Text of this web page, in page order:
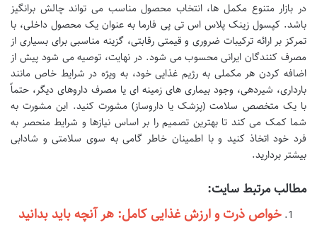
در بازار متنوع مکمل ها، انتخاب محصول مناسب می تواند چالش برانگیز
باشد. کپسول زینک پلاس اس تی پی فارما به عنوان یک محصول داخلی، با
تمرکز بر ارائه ترکیبات ضروری و قیمتی رقابتی، گزینه مناسبی برای بسیاری از
مصرف کنندگان ایرانی محسوب می شود. در نهایت، توصیه می شود پیش از
اضافه کردن هر مکملی به رژیم غذایی خود، به ویژه در شرایط خاص مانند
بارداری، شیردهی، وجود بیماری های زمینه ای یا مصرف داروهای دیگر، حتماً
با یک متخصص سلامت (پزشک یا داروساز) مشورت کنید. این مشورت به
شما کمک می کند تا بهترین تصمیم را بر اساس نیازها و شرایط منحصر به
فرد خود اتخاذ کنید و با اطمینان خاطر گامی به سوی سلامتی و شادابی
بیشتر بردارید.
مطالب مرتبط سایت:
خواص ذرت و ارزش غذایی کامل: هر آنچه باید بدانید